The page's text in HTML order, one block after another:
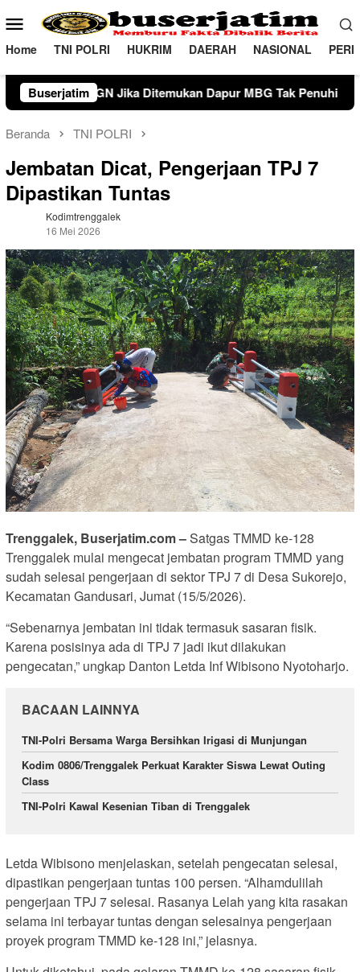
ke
konten
Menu
Mobile
Home TNI POLRI HUKRIM DAERAH NASIONAL
Buserjatim
Dapur MBG Tak Penuhi Standar di kabupaten Pinrang
Beranda TNI POLRI
Jembatan Dicat, Pengerjaan TPJ 7
Dipastikan Tuntas
Kodimtrenggalek
16 Mei 2026
Trenggalek, Buserjatim.com –Satgas TMMD ke-128
Trenggalek mulai mengecat jembatan program TMMD yang
sudah selesai pengerjaan di sektor TPJ 7 di Desa Sukorejo,
Kecamatan Gandusari, Jumat (15/5/2026).
“Sebenarnya jembatan ini tidak termasuk sasaran fisik.
Karena posisinya ada di TPJ 7 jadi ikut dilakukan
pengecatan,” ungkap Danton Letda Inf Wibisono Nyotoharjo.
BACAAN LAINNYA
TNI-Polri Bersama Warga Bersihkan Irigasi di Munjungan
Kodim 0806/Trenggalek Perkuat Karakter Siswa Lewat Outing
Class
TNI-Polri Kawal Kesenian Tiban di Trenggalek
Letda Wibisono menjelaskan, setelah pengecatan selesai,
dipastikan pengerjaan tuntas 100 persen. “Alhamdulilah
pengerjaan TPJ 7 selesai. Rasanya Lelah yang kita rasakan
selama ini terbayar tuntas dengan selesainya pengerjaan
proyek program TMMD ke-128 ini,” jelasnya.